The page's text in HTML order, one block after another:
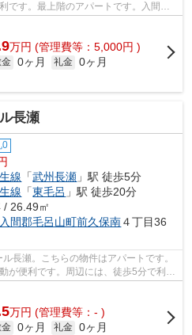
です。最上階のアパートです。入間郡
な...
万円 (管理費等：5,000円 )
金 0ヶ月 礼金 0ヶ月
長瀬
0
線 「武州長瀬 」駅 徒歩5分
線 「東毛呂 」駅 徒歩20分
/ 26.49㎡
入間郡毛呂山町前久保南４丁目36
長瀬。こちらの物件はアパートです。
が便利です。周辺には、徒歩5分で利用
...
万円 (管理費等：- )
金 0ヶ月 礼金 0ヶ月